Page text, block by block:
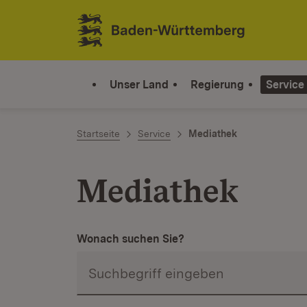
Zum Inhalt springen
Link zur Startseite
Unser Land Regierung Service
Startseite Service Mediathek
Mediathek
Wonach suchen Sie?